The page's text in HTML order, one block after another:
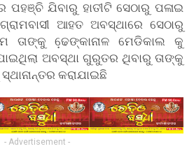
ପହଞ୍ଚି ଯିବାରୁ ହାତୀଟି ସେଠାରୁ ପଳାଇ
ଆହତ ଅବସ୍ଥାରେ ସେଠାରୁ
ତାଙ୍କୁ ଢେ଼ଙ୍କାନାଳ ମେଡିକାଲ କୁ
ଅବସ୍ଥା ଗୁରୁତର ଥିବାରୁ ତାଙ୍କୁ
କରାଯାଇଛି
- Advertisement -